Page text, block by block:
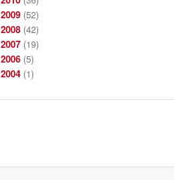
2009 (52)
2008 (42)
2007 (19)
2006 (5)
2004 (1)